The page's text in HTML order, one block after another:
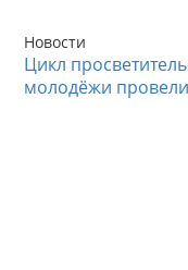
Новости
Цикл
молодёжи